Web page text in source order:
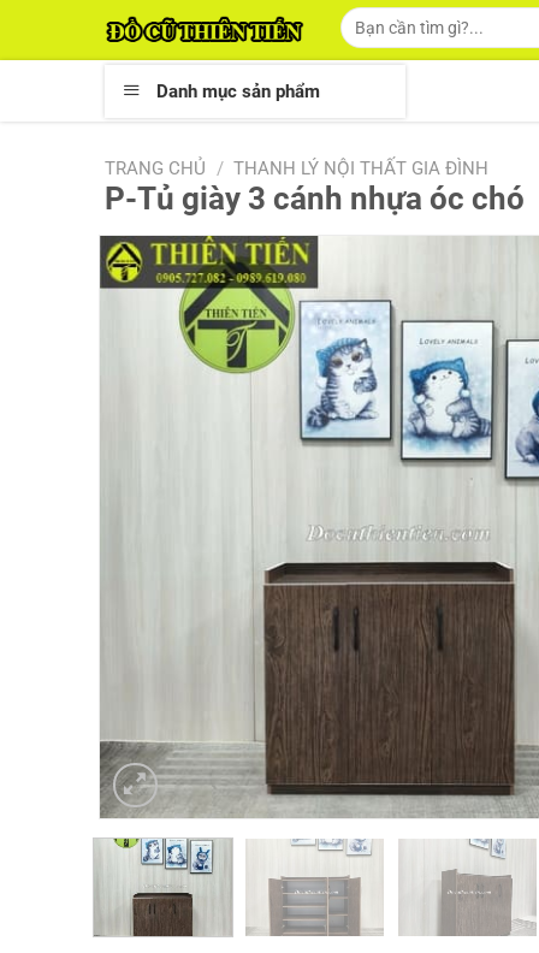
Tìm
kiếm:
Danh mục sản phẩm
TRANG CHỦ / THANH LÝ NỘI THẤT GIA ĐÌNH
P-Tủ giày 3 cánh nhựa óc chó